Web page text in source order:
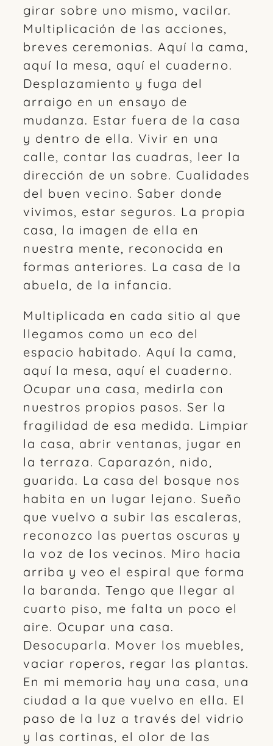
girar sobre uno mismo, vacilar.
Multiplicación de las acciones,
breves ceremonias. Aquí la cama,
aquí la mesa, aquí el cuaderno.
Desplazamiento y fuga del
arraigo en un ensayo de
mudanza. Estar fuera de la casa
y dentro de ella. Vivir en una
calle, contar las cuadras, leer la
dirección de un sobre. Cualidades
del buen vecino. Saber donde
vivimos, estar seguros. La propia
casa, la imagen de ella en
nuestra mente, reconocida en
formas anteriores. La casa de la
abuela, de la infancia.
Multiplicada en cada sitio al que
llegamos como un eco del
espacio habitado. Aquí la cama,
aquí la mesa, aquí el cuaderno.
Ocupar una casa, medirla con
nuestros propios pasos. Ser la
fragilidad de esa medida. Limpiar
la casa, abrir ventanas, jugar en
la terraza. Caparazón, nido,
guarida. La casa del bosque nos
habita en un lugar lejano. Sueño
que vuelvo a subir las escaleras,
reconozco las puertas oscuras y
la voz de los vecinos. Miro hacia
arriba y veo el espiral que forma
la baranda. Tengo que llegar al
cuarto piso, me falta un poco el
aire. Ocupar una casa.
Desocuparla. Mover los muebles,
vaciar roperos, regar las plantas.
En mi memoria hay una casa, una
ciudad a la que vuelvo en ella. El
paso de la luz a través del vidrio
y las cortinas, el olor de las